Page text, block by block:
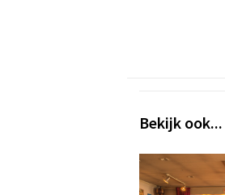
Bekijk ook...